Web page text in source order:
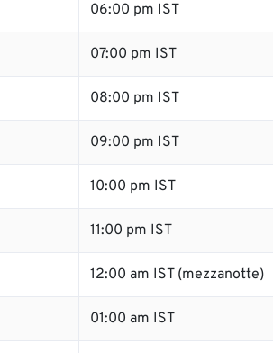
06:00 pm IST
07:00 pm IST
08:00 pm IST
09:00 pm IST
10:00 pm IST
11:00 pm IST
12:00 am IST (mezzanotte)
01:00 am IST